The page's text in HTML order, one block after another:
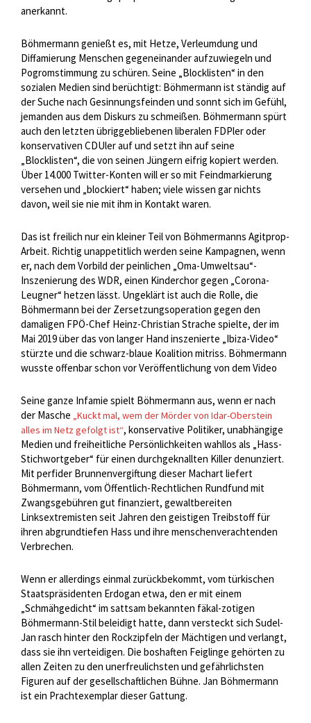
anerkannt.
Böhmermann genießt es, mit Hetze, Verleumdung und
Diffamierung Menschen gegeneinander aufzuwiegeln und
Pogromstimmung zu schüren. Seine „Blocklisten“ in den
sozialen Medien sind berüchtigt: Böhmermann ist ständig auf
der Suche nach Gesinnungsfeinden und sonnt sich im Gefühl,
jemanden aus dem Diskurs zu schmeißen. Böhmermann spürt
auch den letzten übriggebliebenen liberalen FDPler oder
konservativen CDUler auf und setzt ihn auf seine
„Blocklisten“, die von seinen Jüngern eifrig kopiert werden.
Über 14.000 Twitter-Konten will er so mit Feindmarkierung
versehen und „blockiert“ haben; viele wissen gar nichts
davon, weil sie nie mit ihm in Kontakt waren.
Das ist freilich nur ein kleiner Teil von Böhmermanns Agitprop-
Arbeit. Richtig unappetitlich werden seine Kampagnen, wenn
er, nach dem Vorbild der peinlichen „Oma-Umweltsau“-
Inszenierung des WDR, einen Kinderchor gegen „Corona-
Leugner“ hetzen lässt. Ungeklärt ist auch die Rolle, die
Böhmermann bei der Zersetzungsoperation gegen den
damaligen FPÖ-Chef Heinz-Christian Strache spielte, der im
Mai 2019 über das von langer Hand inszenierte „Ibiza-Video“
stürzte und die schwarz-blaue Koalition mitriss. Böhmermann
wusste offenbar schon vor Veröffentlichung von dem Video
Seine ganze Infamie spielt Böhmermann aus, wenn er nach
der Masche „Kuckt mal, wem der Mörder von Idar-Oberstein
alles im Netz gefolgt ist“, konservative Politiker, unabhängige
Medien und freiheitliche Persönlichkeiten wahllos als „Hass-
Stichwortgeber“ für einen durchgeknallten Killer denunziert.
Mit perfider Brunnenvergiftung dieser Machart liefert
Böhmermann, vom Öffentlich-Rechtlichen Rundfund mit
Zwangsgebühren gut finanziert, gewaltbereiten
Linksextremisten seit Jahren den geistigen Treibstoff für
ihren abgrundtiefen Hass und ihre menschenverachtenden
Verbrechen.
Wenn er allerdings einmal zurückbekommt, vom türkischen
Staatspräsidenten Erdogan etwa, den er mit einem
„Schmähgedicht“ im sattsam bekannten fäkal-zotigen
Böhmermann-Stil beleidigt hatte, dann versteckt sich Sudel-
Jan rasch hinter den Rockzipfeln der Mächtigen und verlangt,
dass sie ihn verteidigen. Die boshaften Feiglinge gehörten zu
allen Zeiten zu den unerfreulichsten und gefährlichsten
Figuren auf der gesellschaftlichen Bühne. Jan Böhmermann
ist ein Prachtexemplar dieser Gattung.